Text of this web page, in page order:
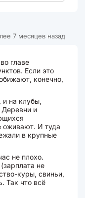
7 месяцев назад
главе
Если это
конечно,
и на клубы,
и
оживают. И туда
в крупные
не плохо.
не
куры, свиньи,
Так что всё